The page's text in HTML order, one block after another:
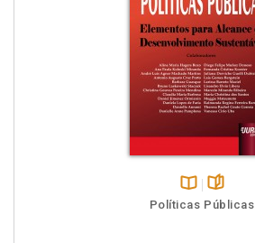
Disponível
páginas
Políticas Públicas